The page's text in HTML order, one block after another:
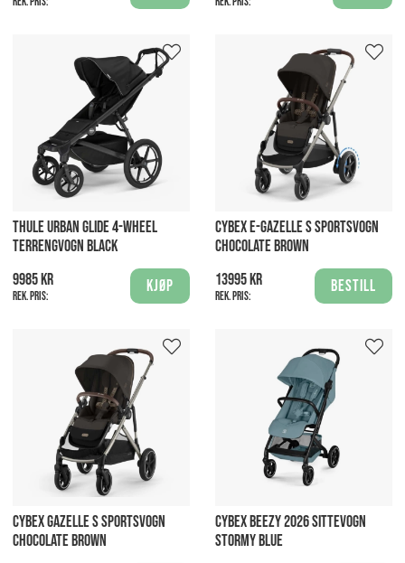
THULE URBAN GLIDE 4-WHEEL
TERRENGVOGN BLACK
9985 kr
Rek. pris:
Kjøp
CYBEX E-GAZELLE S SPORTSVOGN
CHOCOLATE BROWN
13995 kr
Rek. pris:
Bestill
CYBEX GAZELLE S SPORTSVOGN
CHOCOLATE BROWN
CYBEX BEEZY 2026 SITTEVOGN
STORMY BLUE